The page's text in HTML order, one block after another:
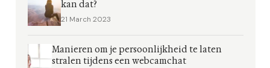
kan dat?
21 March 2023
Manieren om je persoonlijkheid te laten
stralen tijdens een webcamchat